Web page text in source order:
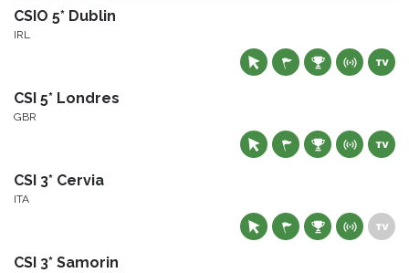
CSIO 5* Dublin
IRL
CSI 5* Londres
GBR
CSI 3* Cervia
ITA
CSI 3* Samorin